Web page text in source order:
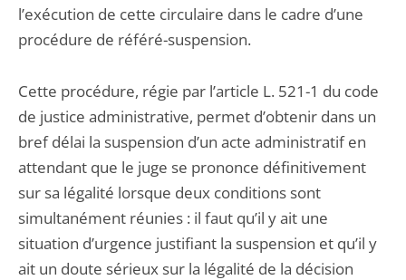
l’exécution de cette circulaire dans le cadre d’une
procédure de référé-suspension.
Cette procédure, régie par l’article L. 521-1 du code
de justice administrative, permet d’obtenir dans un
bref délai la suspension d’un acte administratif en
attendant que le juge se prononce définitivement
sur sa légalité lorsque deux conditions sont
simultanément réunies : il faut qu’il y ait une
situation d’urgence justifiant la suspension et qu’il y
ait un doute sérieux sur la légalité de la décision